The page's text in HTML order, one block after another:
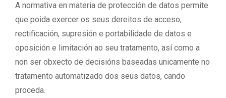
A normativa en materia de protección de datos permite
que poida exercer os seus dereitos de acceso,
rectificación, supresión e portabilidade de datos e
oposición e limitación ao seu tratamento, así como a
non ser obxecto de decisións baseadas unicamente no
tratamento automatizado dos seus datos, cando
proceda.